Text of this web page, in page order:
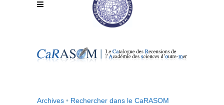
Archives • Rechercher dans le CaRASOM